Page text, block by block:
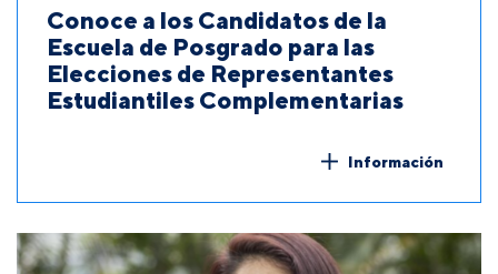
Conoce a los Candidatos de la
Escuela de Posgrado para las
Elecciones de Representantes
Estudiantiles Complementarias
Información